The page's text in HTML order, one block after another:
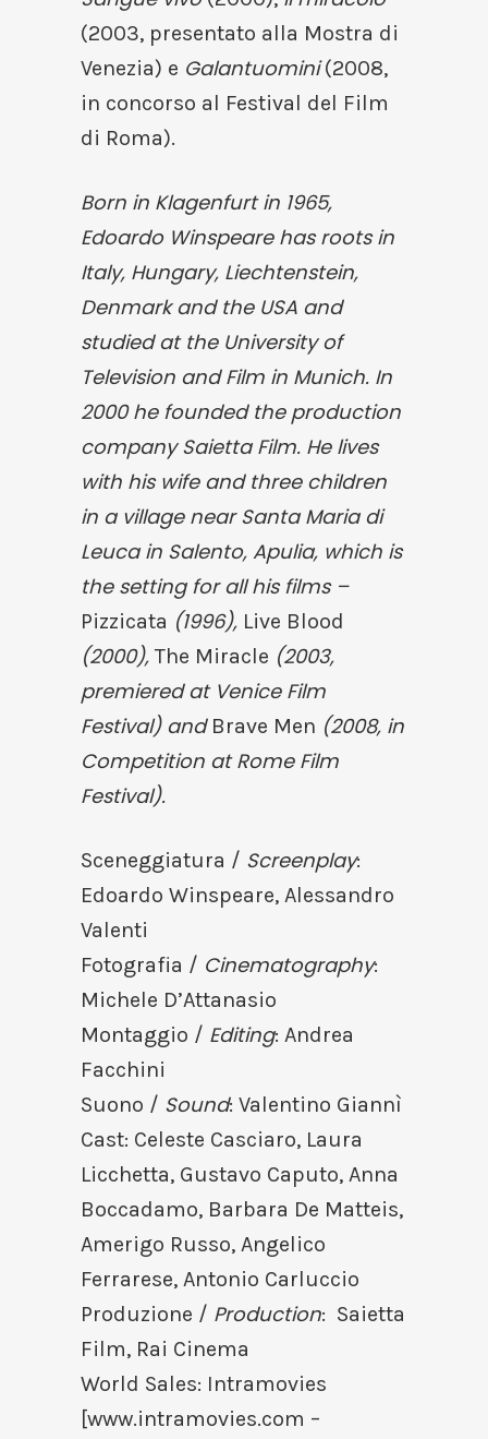
(2003, presentato alla Mostra di
Venezia) e Galantuomini(2008,
in concorso al Festival del Film
di Roma).
Born in Klagenfurt in 1965,
Edoardo Winspeare has roots in
Italy, Hungary, Liechtenstein,
Denmark and the USA and
studied at the University of
Television and Film in Munich. In
2000 he founded the production
company Saietta Film. He lives
with his wife and three children
in a village near Santa Maria di
Leuca in Salento, Apulia, which is
the setting for all his films –
Pizzicata (1996), Live Blood
(2000), The Miracle (2003,
premiered at Venice Film
Festival) and Brave Men (2008, in
Competition at Rome Film
Festival).
Sceneggiatura / Screenplay:
Edoardo Winspeare, Alessandro
Valenti
Fotografia / Cinematography:
Michele D’Attanasio
Montaggio / Editing: Andrea
Facchini
Suono / Sound: Valentino Giannì
Cast: Celeste Casciaro, Laura
Licchetta, Gustavo Caputo, Anna
Boccadamo, Barbara De Matteis,
Amerigo Russo, Angelico
Ferrarese, Antonio Carluccio
Produzione / Production: Saietta
Film, Rai Cinema
World Sales: Intramovies
[www.intramovies.com –